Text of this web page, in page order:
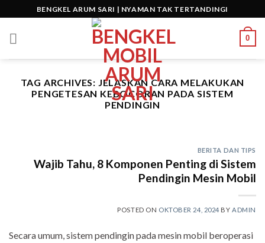
to
content
BENGKEL ARUM SARI | NYAMAN TAK TERTANDINGI
0
TAG ARCHIVES: JELASKAN CARA MELAKUKAN
PENGETESAN KEBOCORAN PADA SISTEM
PENDINGIN
BERITA DAN TIPS
Wajib Tahu, 8 Komponen Penting di Sistem
Pendingin Mesin Mobil
POSTED ON OKTOBER 24, 2024 BY ADMIN
Secara umum, sistem pendingin pada mesin mobil beroperasi